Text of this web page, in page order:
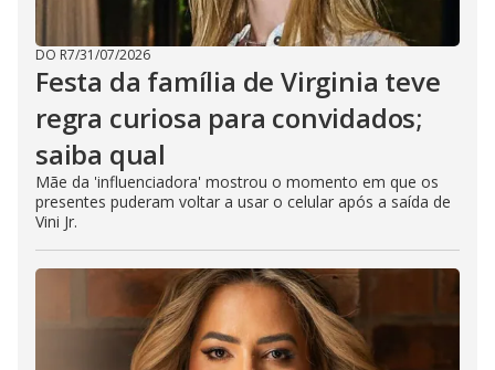
DO R7/31/07/2026
Festa da família de Virginia teve
regra curiosa para convidados;
saiba qual
Mãe da 'influenciadora' mostrou o momento em que os
presentes puderam voltar a usar o celular após a saída de
Vini Jr.